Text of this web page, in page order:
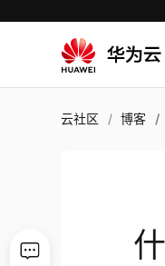
云社区 博客